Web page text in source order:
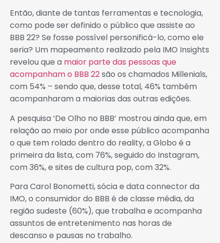
Então, diante de tantas ferramentas e tecnologia,
como pode ser definido o público que assiste ao
BBB 22? Se fosse possível personificá-lo, como ele
seria? Um mapeamento realizado pela IMO Insights
revelou que a maior parte das pessoas que
acompanham o BBB 22são os chamados Millenials,
com 54% – sendo que, desse total, 46% também
acompanharam a maiorias das outras edições.
A pesquisa ‘De Olho no BBB’ mostrou ainda que, em
relação ao meio por onde esse público acompanha
o que tem rolado dentro do reality, a Globo é a
primeira da lista, com 76%, seguido do Instagram,
com 36%, e sites de cultura pop, com 32%.
Para Carol Bonometti, sócia e data connector da
IMO, o consumidor do BBB é de classe média, da
região sudeste (60%), que trabalha e acompanha
assuntos de entretenimento nas horas de
descanso e pausas no trabalho.